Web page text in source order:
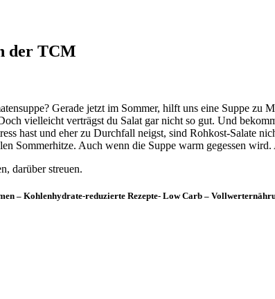
der TCM
Gerade jetzt im Sommer, hilft uns eine Suppe zu
vielleicht verträgst du Salat gar nicht so gut. Und
hast und eher zu Durchfall neigst, sind Rohkost-Salate
Sommerhitze. Auch wenn die Suppe warm gegessen
darüber streuen.
– Kohlenhydrate-reduzierte Rezepte- Low Carb –